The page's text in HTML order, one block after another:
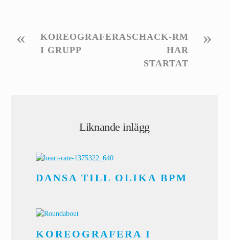
«
KOREOGRAFERA
I GRUPP
»
SCHACK-RM
HAR
STARTAT
Liknande inlägg
DANSA TILL OLIKA BPM
KOREOGRAFERA I